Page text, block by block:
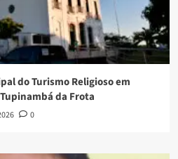
do Turismo Religioso em
da Frota
0